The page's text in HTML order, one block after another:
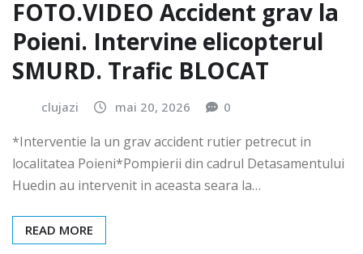
FOTO.VIDEO Accident grav la
Poieni. Intervine elicopterul
SMURD. Trafic BLOCAT
clujazi mai 20, 2026 0
*Interventie la un grav accident rutier petrecut in
localitatea Poieni*Pompierii din cadrul Detasamentului
Huedin au intervenit in aceasta seara la…
READ MORE